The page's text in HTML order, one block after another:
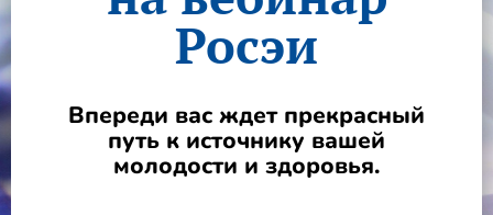
Росэи
Впереди вас ждет прекрасный
путь к источнику вашей
молодости и здоровья.